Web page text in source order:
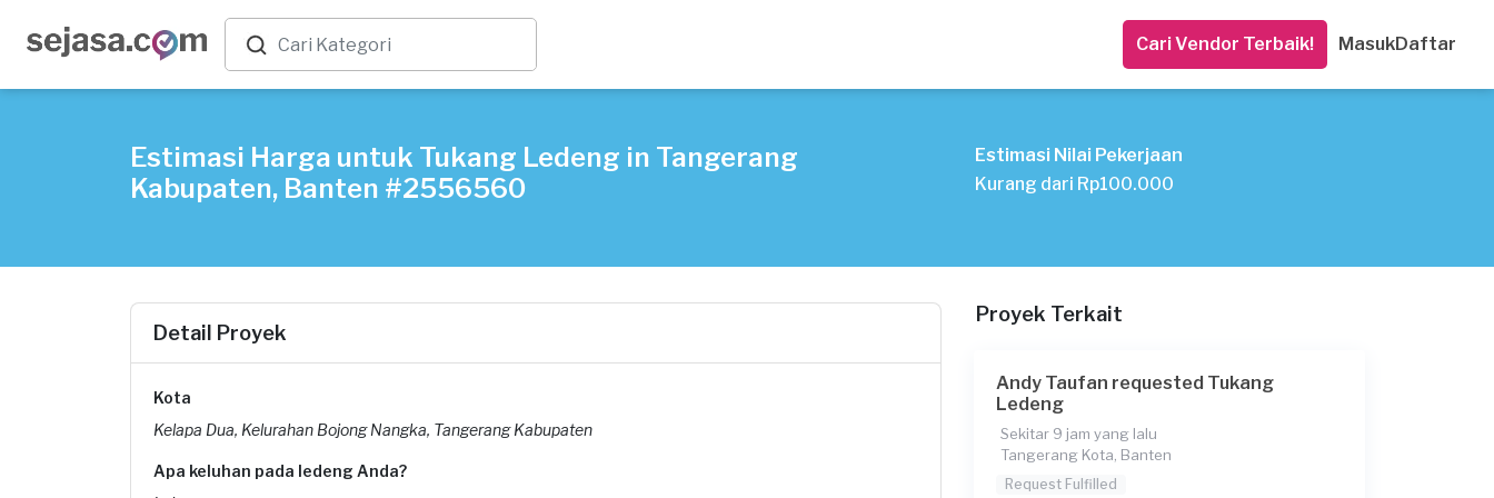
Cari Vendor Terbaik! MasukDaftar
Estimasi Harga untuk Tukang Ledeng in Tangerang
Kabupaten, Banten #2556560
Estimasi Nilai Pekerjaan
Kurang dari Rp100.000
Detail Proyek
Kota
Kelapa Dua, Kelurahan Bojong Nangka, Tangerang Kabupaten
Apa keluhan pada ledeng Anda?
Proyek Terkait
Andy Taufan requested Tukang
Ledeng
Sekitar 9 jam yang lalu
Tangerang Kota, Banten
Request Fulfilled